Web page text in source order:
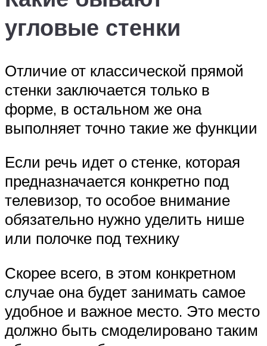
угловые стенки
Отличие от классической прямой
стенки заключается только в
форме, в остальном же она
выполняет точно такие же функции
Если речь идет о стенке, которая
предназначается конкретно под
телевизор, то особое внимание
обязательно нужно уделить нише
или полочке под технику
Скорее всего, в этом конкретном
случае она будет занимать самое
удобное и важное место. Это место
должно быть смоделировано таким